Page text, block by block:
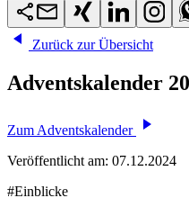
Zurück zur Übersicht
Adventskalender
Zum Adventskalender
Veröffentlicht am: 07.12.2024
#Einblicke